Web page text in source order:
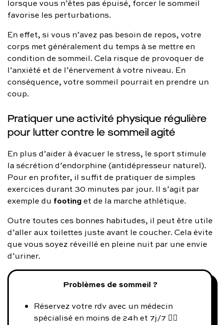
lorsque vous n’êtes pas épuisé, forcer le sommeil
favorise les perturbations.
En effet, si vous n’avez pas besoin de repos, votre
corps met généralement du temps à se mettre en
condition de sommeil. Cela risque de provoquer de
l’anxiété et de l’énervement à votre niveau. En
conséquence, votre sommeil pourrait en prendre un
coup.
Pratiquer une activité physique régulière
pour lutter contre le sommeil agité
En plus d’aider à évacuer le stress, le sport stimule
la sécrétion d’endorphine (antidépresseur naturel).
Pour en profiter, il suffit de pratiquer de simples
exercices durant 30 minutes par jour. Il s’agit par
exemple du footinget de la marche athlétique.
Outre toutes ces bonnes habitudes, il peut être utile
d’aller aux toilettes juste avant le coucher. Cela évite
que vous soyez réveillé en pleine nuit par une envie
d’uriner.
Problèmes de sommeil ?
Réservez votre rdv avec un médecin
spécialisé en moins de 24h et 7j/7 👨‍⚕️